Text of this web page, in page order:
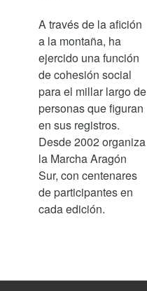
A través de la afición
a la montaña, ha
ejercido una función
de cohesión social
para el millar largo de
personas que figuran
en sus registros.
Desde 2002 organiza
la Marcha Aragón
Sur, con centenares
de participantes en
cada edición.